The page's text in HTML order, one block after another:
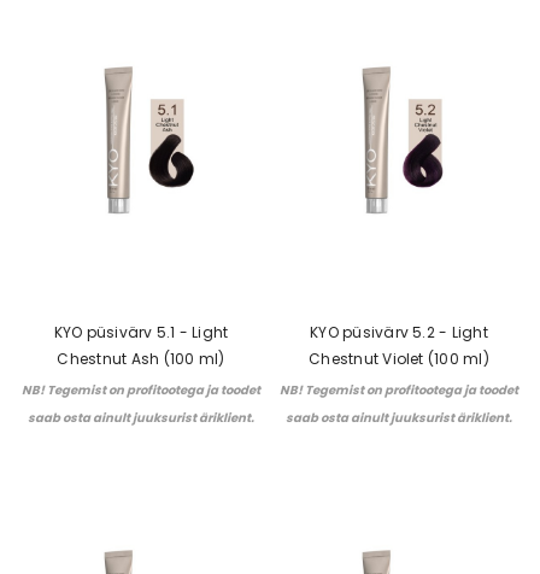
KYO püsivärv 5.1 - Light
Chestnut Ash (100 ml)
NB! Tegemist on profitootega ja toodet
saab osta ainult juuksurist äriklient.
KYO püsivärv 5.2 - Light
Chestnut Violet (100 ml)
NB! Tegemist on profitootega ja toodet
saab osta ainult juuksurist äriklient.